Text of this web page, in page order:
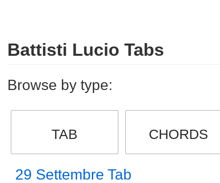
Battisti Lucio Tabs
Browse by type:
TAB CHORDS
29 Settembre Tab